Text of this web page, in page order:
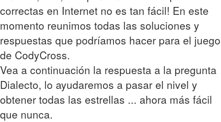
correctas en Internet no es tan fácil! En este
momento reunimos todas las soluciones y
respuestas que podríamos hacer para el juego
de CodyCross.
Vea a continuación la respuesta a la pregunta
Dialecto, lo ayudaremos a pasar el nivel y
obtener todas las estrellas ... ahora más fácil
que nunca.